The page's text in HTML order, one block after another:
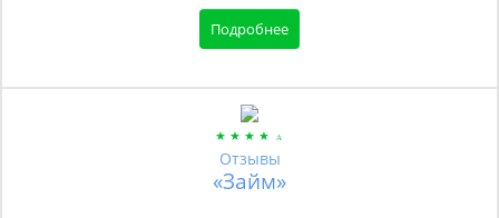
Подробнее
Отзывы
«Займ»